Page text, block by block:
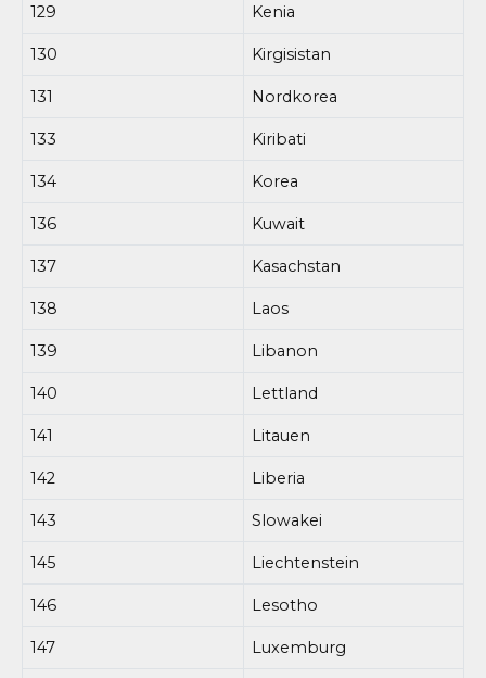
129 Kenia
130 Kirgisistan
131 Nordkorea
133 Kiribati
134 Korea
136 Kuwait
137 Kasachstan
138 Laos
139 Libanon
140 Lettland
141 Litauen
142 Liberia
143 Slowakei
145 Liechtenstein
146 Lesotho
147 Luxemburg